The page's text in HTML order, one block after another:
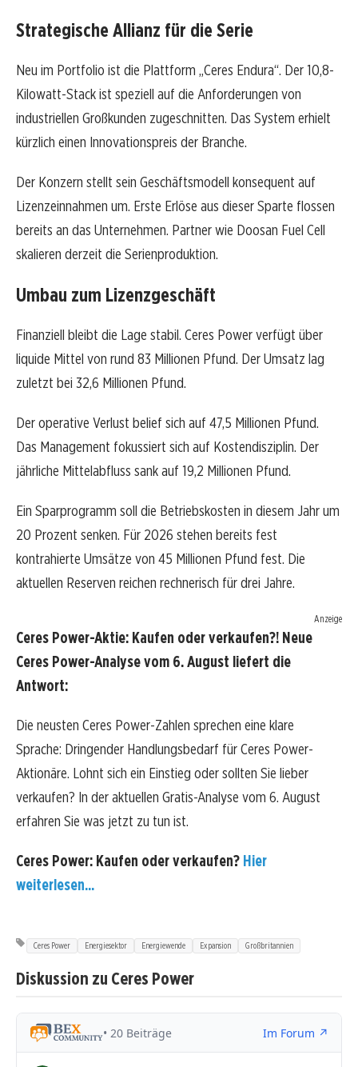
Strategische Allianz für die Serie
Neu im Portfolio ist die Plattform „Ceres Endura“. Der 10,8-
Kilowatt-Stack ist speziell auf die Anforderungen von
industriellen Großkunden zugeschnitten. Das System erhielt
kürzlich einen Innovationspreis der Branche.
Der Konzern stellt sein Geschäftsmodell konsequent auf
Lizenzeinnahmen um. Erste Erlöse aus dieser Sparte flossen
bereits an das Unternehmen. Partner wie Doosan Fuel Cell
skalieren derzeit die Serienproduktion.
Umbau zum Lizenzgeschäft
Finanziell bleibt die Lage stabil. Ceres Power verfügt über
liquide Mittel von rund 83 Millionen Pfund. Der Umsatz lag
zuletzt bei 32,6 Millionen Pfund.
Der operative Verlust belief sich auf 47,5 Millionen Pfund.
Das Management fokussiert sich auf Kostendisziplin. Der
jährliche Mittelabfluss sank auf 19,2 Millionen Pfund.
Ein Sparprogramm soll die Betriebskosten in diesem Jahr um
20 Prozent senken. Für 2026 stehen bereits fest
kontrahierte Umsätze von 45 Millionen Pfund fest. Die
aktuellen Reserven reichen rechnerisch für drei Jahre.
Anzeige
Ceres Power-Aktie: Kaufen oder verkaufen?! Neue
Ceres Power-Analyse vom 6. August liefert die
Antwort:
Die neusten Ceres Power-Zahlen sprechen eine klare
Sprache: Dringender Handlungsbedarf für Ceres Power-
Aktionäre. Lohnt sich ein Einstieg oder sollten Sie lieber
verkaufen? In der aktuellen Gratis-Analyse vom 6. August
erfahren Sie was jetzt zu tun ist.
Ceres Power: Kaufen oder verkaufen? Hier
weiterlesen...
Ceres Power Energiesektor Energiewende Expansion Großbritannien
Diskussion zu Ceres Power